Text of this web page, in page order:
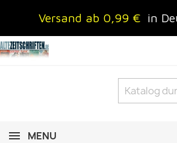
Versand ab 0,99 € in
MENU